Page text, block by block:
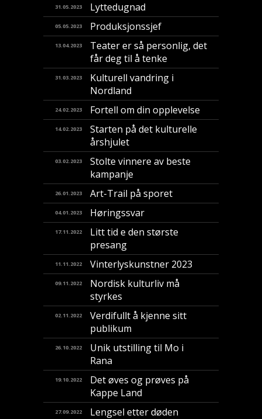
31.05.2023 Lyttedugnad
05.05.2023 Produksjonssjef
13.04.2023
Teater er så personlig, det
får deg til å tenke
31.03.2023
Kulturell vandring i
Nordland
24.02.2023 Fortell om din opplevelse
14.02.2023
Starten på det kulturelle
årshjulet
03.02.2023
Stolte vinnere av beste
kampanje
26.01.2023 Art-Trail på sporet
04.01.2023 Høringssvar
17.11.2022
Litt tid e den største
presang
11.11.2022 Vinterlyskunstner 2023
09.11.2022
Nordisk kulturliv må
styrkes
02.11.2022
Verdifullt å kjenne sitt
publikum
26.10.2022
Unik utstilling til Mo i
Rana
19.10.2022
Det øves og prøves på
Kappe Land
27.09.2022 Lengsel etter døden